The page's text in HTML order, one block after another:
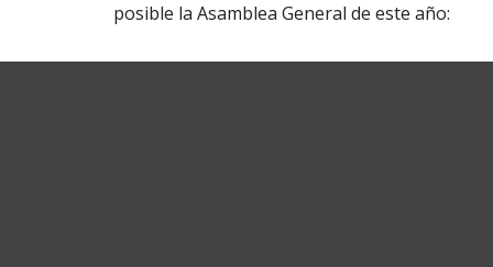
posible la Asamblea General de este año: